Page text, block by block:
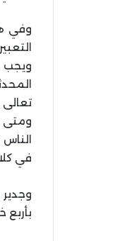
وفي
ويجب
ومتى
في